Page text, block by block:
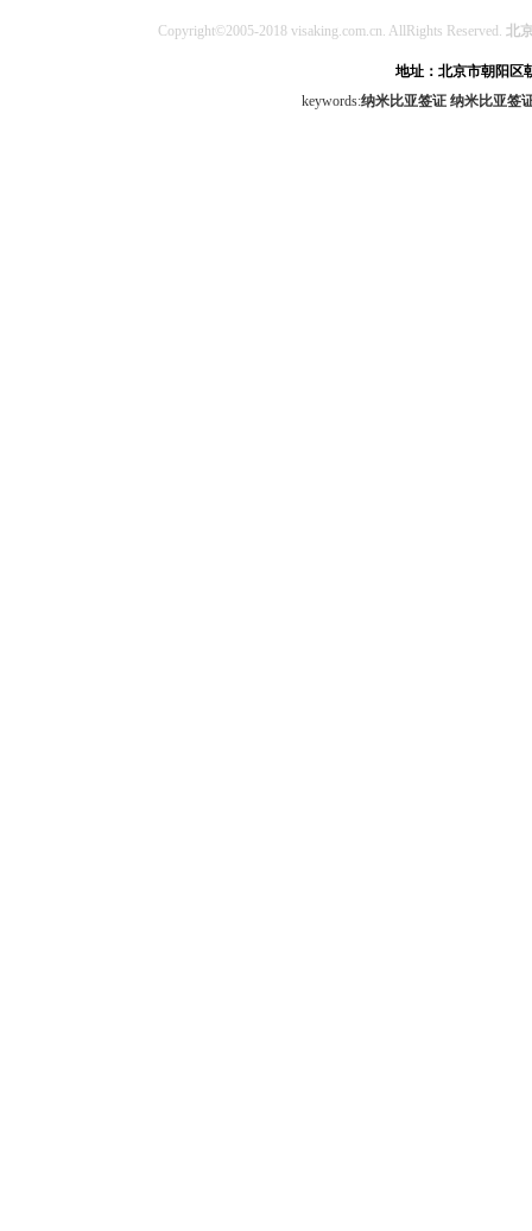
Copyright©2005-2018 visaking.com.cn. AllRights Reserved. 北
地址：北京市朝阳区
keywords:纳米比亚签证 纳米比亚签